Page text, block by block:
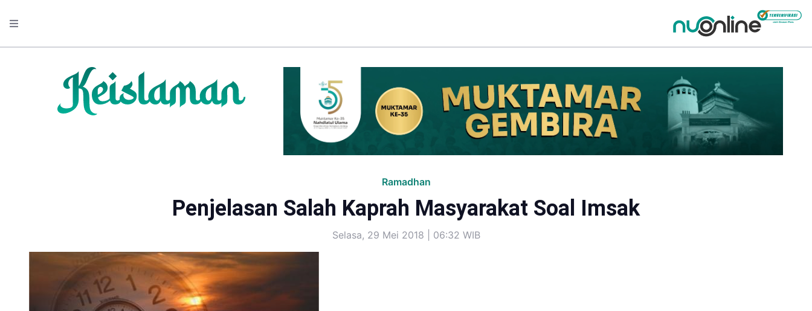
Ramadhan
Penjelasan Salah Kaprah Masyarakat Soal Imsak
Selasa, 29 Mei 2018 | 06:32 WIB